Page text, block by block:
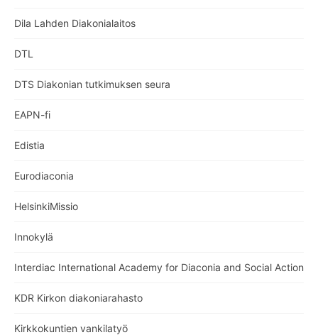
Dila Lahden Diakonialaitos
DTL
DTS Diakonian tutkimuksen seura
EAPN-fi
Edistia
Eurodiaconia
HelsinkiMissio
Innokylä
Interdiac International Academy for Diaconia and Social Action
KDR Kirkon diakoniarahasto
Kirkkokuntien vankilatyö